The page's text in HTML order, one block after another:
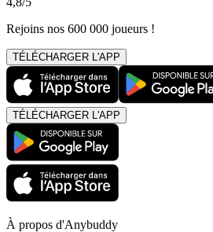
Rejoins nos 600 000 joueurs !
TÉLÉCHARGER L'APP
TÉLÉCHARGER L'APP
À propos d'Anybuddy